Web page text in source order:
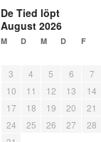
De Tied löpt
August 2026
M D M D F
3
4 5 6 7
10
11 12 13 14
17
18 19 20 21
24
25 26 27 28